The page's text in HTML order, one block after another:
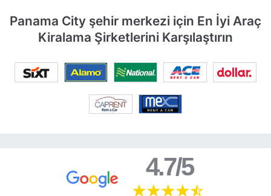
Panama City şehir merkezi için En İyi Araç
Kiralama Şirketlerini Karşılaştırın
4.7/5